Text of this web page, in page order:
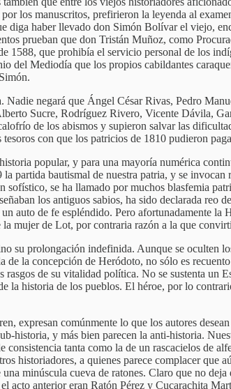
los manuscritos, prefirieron la leyenda al
diga haber llevado don Simón Bolívar el viejo,
prueban que don Tristán Muñoz, como
1588, que prohibía el servicio personal de los
del Mediodía que los propios cabildantes
negará que Ángel César Rivas, Pedro
Sucre, Rodríguez Rivero, Vicente Dávila,
de los abismos y supieron salvar las
con que los patricios de 1810 pudieron
popular, y para una mayoría numérica
partida bautismal de nuestra patria, y se
se ha llamado por muchos blasfemia
los antiguos sabios, ha sido declarada
auto de fe espléndido. Pero afortunadamente
mujer de Lot, por contraria razón a la que
su prolongación indefinida. Aunque se oculten
la concepción de Heródoto, no sólo es
de su vitalidad política. No se sustenta un
la historia de los pueblos. El héroe, por lo
expresan comúnmente lo que los autores
historia, y más bien parecen la anti-historia.
tanta como la de un rascacielos de
historiadores, a quienes parece complacer que
minúscula cueva de ratones. Claro que no
acto anterior eran Ratón Pérez y Cucarachita